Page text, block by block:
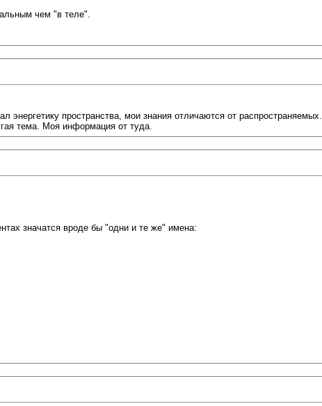
чем "в теле".
энергетику пространства, мои знания отличаются от распространяемых.
тема. Моя информация от туда.
значатся вроде бы "одни и те же" имена: